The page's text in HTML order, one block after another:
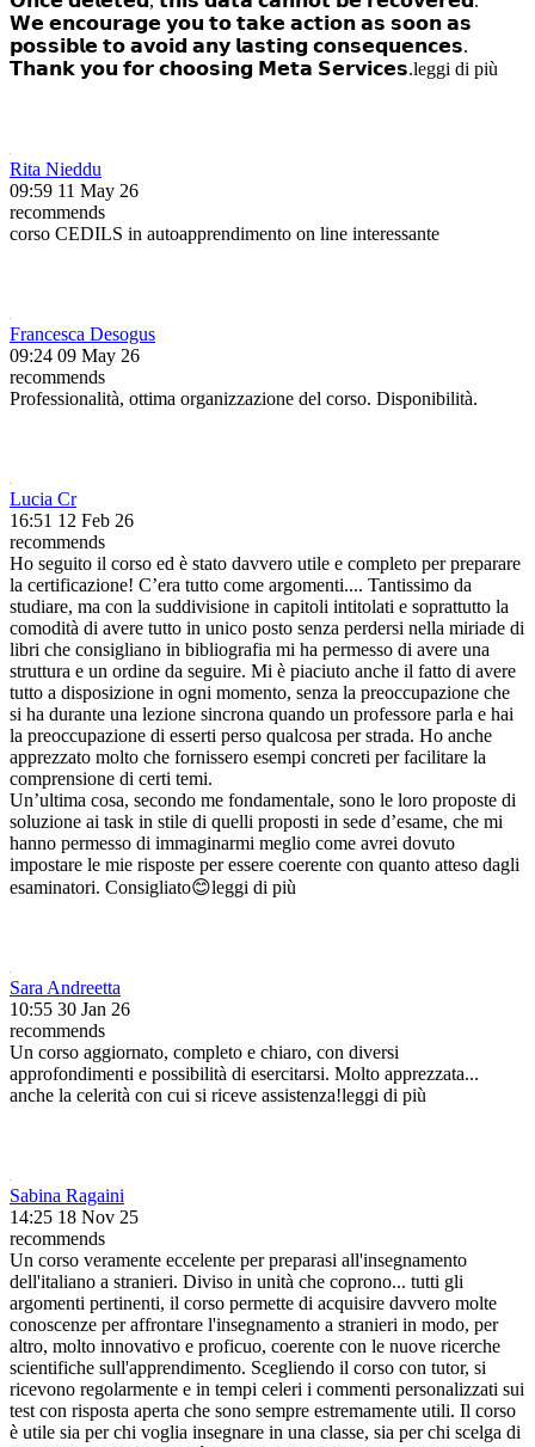
𝗪𝗲 𝗲𝗻𝗰𝗼𝘂𝗿𝗮𝗴𝗲 𝘆𝗼𝘂 𝘁𝗼 𝘁𝗮𝗸𝗲 𝗮𝗰𝘁𝗶𝗼𝗻 𝗮𝘀 𝘀𝗼𝗼𝗻 𝗮𝘀
𝗽𝗼𝘀𝘀𝗶𝗯𝗹𝗲 𝘁𝗼 𝗮𝘃𝗼𝗶𝗱 𝗮𝗻𝘆 𝗹𝗮𝘀𝘁𝗶𝗻𝗴 𝗰𝗼𝗻𝘀𝗲𝗾𝘂𝗲𝗻𝗰𝗲𝘀.
𝗧𝗵𝗮𝗻𝗸 𝘆𝗼𝘂 𝗳𝗼𝗿 𝗰𝗵𝗼𝗼𝘀𝗶𝗻𝗴 𝗠𝗲𝘁𝗮 𝗦𝗲𝗿𝘃𝗶𝗰𝗲𝘀.leggi di più
Rita Nieddu
09:59 11 May 26
recommends
corso CEDILS in autoapprendimento on line interessante
Francesca Desogus
09:24 09 May 26
recommends
Professionalità, ottima organizzazione del corso. Disponibilità.
Lucia Cr
16:51 12 Feb 26
recommends
Ho seguito il corso ed è stato davvero utile e completo per preparare
la certificazione! C’era tutto come argomenti.... Tantissimo da
studiare, ma con la suddivisione in capitoli intitolati e soprattutto la
comodità di avere tutto in unico posto senza perdersi nella miriade di
libri che consigliano in bibliografia mi ha permesso di avere una
struttura e un ordine da seguire. Mi è piaciuto anche il fatto di avere
tutto a disposizione in ogni momento, senza la preoccupazione che
si ha durante una lezione sincrona quando un professore parla e hai
la preoccupazione di esserti perso qualcosa per strada. Ho anche
apprezzato molto che fornissero esempi concreti per facilitare la
comprensione di certi temi.
Un’ultima cosa, secondo me fondamentale, sono le loro proposte di
soluzione ai task in stile di quelli proposti in sede d’esame, che mi
hanno permesso di immaginarmi meglio come avrei dovuto
impostare le mie risposte per essere coerente con quanto atteso dagli
esaminatori. Consigliato😊leggi di più
Sara Andreetta
10:55 30 Jan 26
recommends
Un corso aggiornato, completo e chiaro, con diversi
approfondimenti e possibilità di esercitarsi. Molto apprezzata...
anche la celerità con cui si riceve assistenza!leggi di più
Sabina Ragaini
14:25 18 Nov 25
recommends
Un corso veramente eccelente per preparasi all'insegnamento
dell'italiano a stranieri. Diviso in unità che coprono... tutti gli
argomenti pertinenti, il corso permette di acquisire davvero molte
conoscenze per affrontare l'insegnamento a stranieri in modo, per
altro, molto innovativo e proficuo, coerente con le nuove ricerche
scientifiche sull'apprendimento. Scegliendo il corso con tutor, si
ricevono regolarmente e in tempi celeri i commenti personalizzati sui
test con risposta aperta che sono sempre estremamente utili. Il corso
è utile sia per chi voglia insegnare in una classe, sia per chi scelga di